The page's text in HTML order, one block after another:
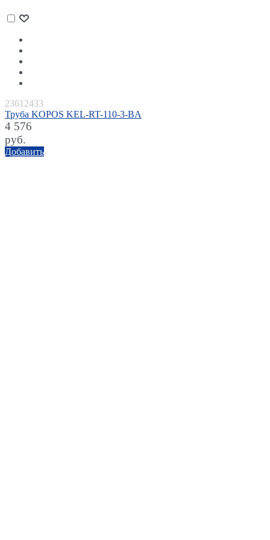
23612433
Труба KOPOS KEL-RT-110-3-BA
4 576
руб.
Добавить